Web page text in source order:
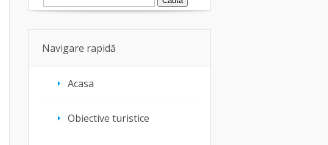
Navigare rapidă
Acasa
Obiective turistice